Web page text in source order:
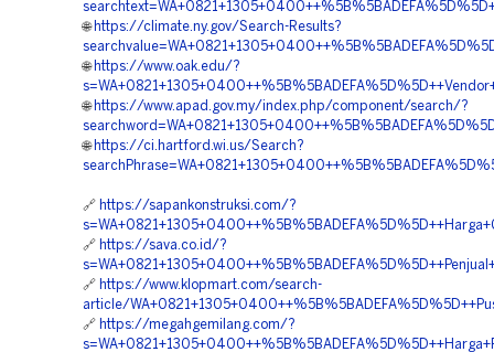
🌐 https://climate.ny.gov/Search-Results?
🌐 https://www.oak.edu/?
🌐 https://www.apad.gov.my/index.php/component/search/?
🌐 https://ci.hartford.wi.us/Search?
🔗 https://sapankonstruksi.com/?
🔗 https://sava.co.id/?
🔗 https://www.klopmart.com/search-
article/
🔗 https://megahgemilang.com/?